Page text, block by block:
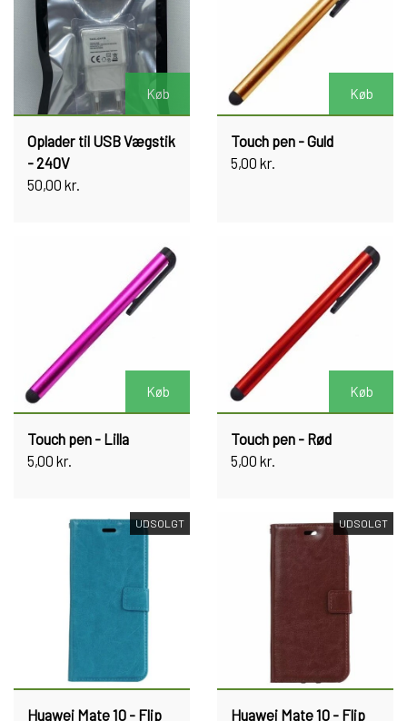
Køb
Oplader til USB Vægstik
- 240V
50,00 kr.
Køb
Touch pen - Guld
5,00 kr.
Køb
Touch pen - Lilla
5,00 kr.
Køb
Touch pen - Rød
5,00 kr.
UDSOLGT
Huawei Mate 10 - Flip
UDSOLGT
Huawei Mate 10 - Flip